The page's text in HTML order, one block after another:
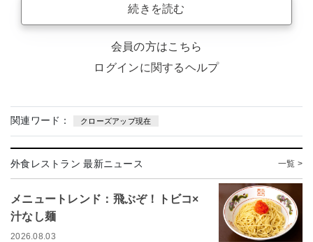
続きを読む
会員の方はこちら
ログインに関するヘルプ
関連ワード： クローズアップ現在
外食レストラン 最新ニュース 一覧 >
メニュートレンド：飛ぶぞ！トビコ×
汁なし麺
2026.08.03